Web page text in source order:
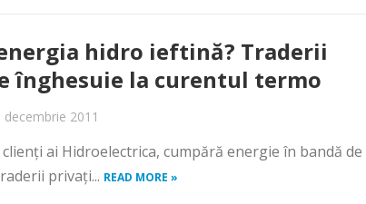
hidro ieftină? Traderii
înghesuie la curentul termo
decembrie 2011
ai Hidroelectrica, cumpără energie în bandă de
privaţi... READ MORE »